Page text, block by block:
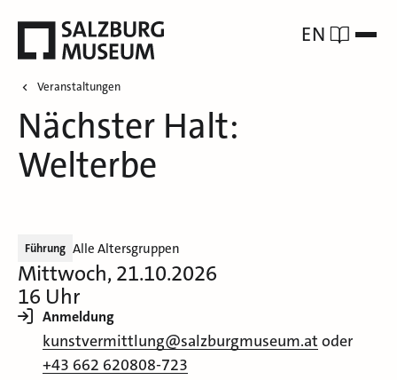
EN
Veranstaltungen
Nächster Halt:
Welterbe
Führung Alle Altersgruppen
Mittwoch, 21.10.2026
16 Uhr
Anmeldung
kunstvermittlung@salzburgmuseum.at oder
+43 662 620808-723